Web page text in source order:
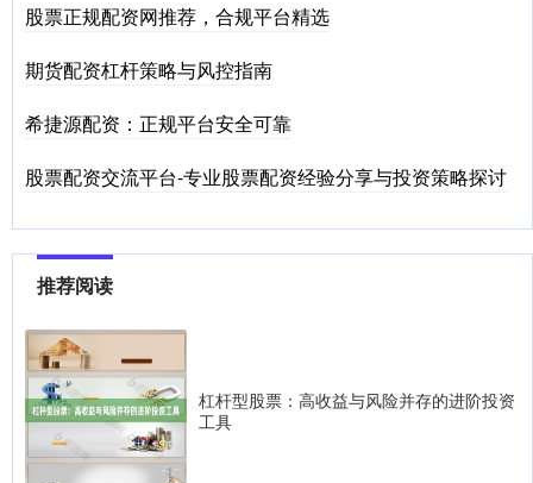
股票正规配资网推荐，合规平台精选
期货配资杠杆策略与风控指南
希捷源配资：正规平台安全可靠
股票配资交流平台-专业股票配资经验分享与投资策略探讨
推荐阅读
杠杆型股票：高收益与风险并存的进阶投资
工具